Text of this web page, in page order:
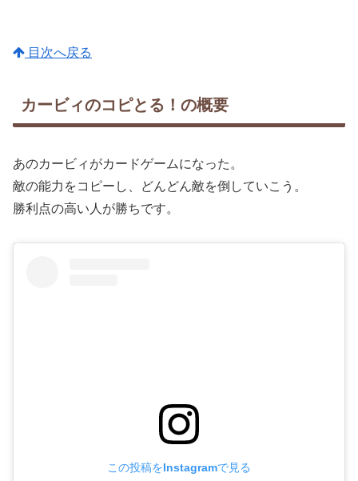
目次へ戻る
カービィのコピとる！の概要
あのカービィがカードゲームになった。
敵の能力をコピーし、どんどん敵を倒していこう。
勝利点の高い人が勝ちです。
この投稿をInstagramで見る